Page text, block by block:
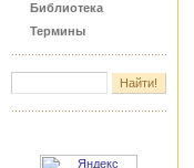
Библиотека
Термины